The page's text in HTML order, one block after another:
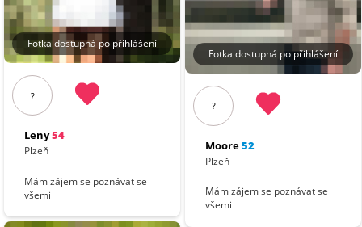
Fotka dostupná po přihlášení
?
Leny54
Plzeň
Mám zájem se poznávat se
všemi
Fotka dostupná po přihlášení
?
Moore52
Plzeň
Mám zájem se poznávat se
všemi